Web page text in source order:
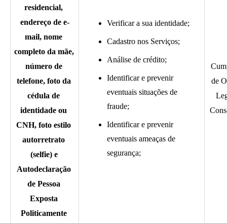
residencial,
endereço de e-
mail, nome
completo da mãe,
número de
telefone, foto da
cédula de
identidade ou
CNH, foto estilo
autorretrato
(selfie) e
Autodeclaração
de Pessoa
Exposta
Politicamente
Verificar a sua identidade;
Cadastro nos Serviços;
Análise de crédito;
Identificar e prevenir
eventuais situações de
fraude;
Identificar e prevenir
eventuais ameaças de
segurança;
de